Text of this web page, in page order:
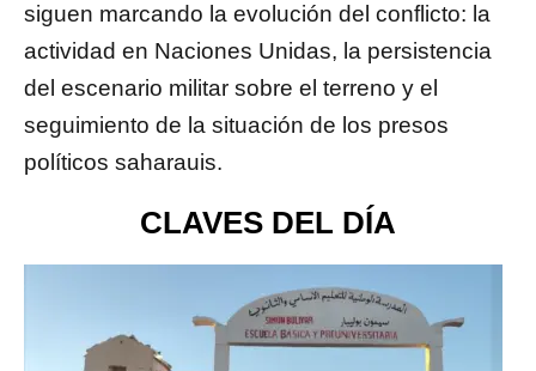
siguen marcando la evolución del conflicto: la
actividad en Naciones Unidas, la persistencia
del escenario militar sobre el terreno y el
seguimiento de la situación de los presos
políticos saharauis.
CLAVES DEL DÍA